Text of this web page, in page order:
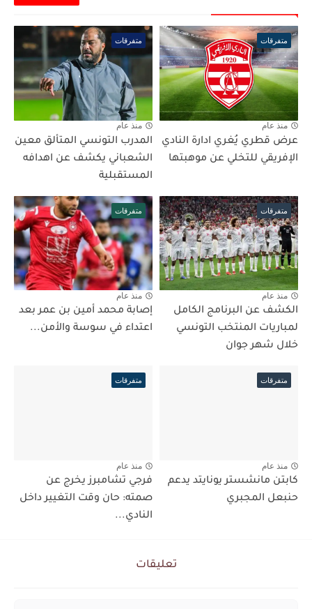
متفرقات
منذ عام
عرض قطري يُغري ادارة النادي
الإفريقي للتخلي عن موهبتها
متفرقات
منذ عام
المدرب التونسي المتألق معين
الشعباني يكشف عن اهدافه
المستقبلية
متفرقات
منذ عام
الكشف عن البرنامج الكامل
لمباريات المنتخب التونسي
خلال شهر جوان
متفرقات
منذ عام
إصابة محمد أمين بن عمر بعد
اعتداء في سوسة والأمن...
متفرقات
منذ عام
كابتن مانشستر يونايتد يدعم
حنبعل المجبري
متفرقات
منذ عام
فرجي تشامبرز يخرج عن
صمته: حان وقت التغيير داخل
النادي...
تعليقات